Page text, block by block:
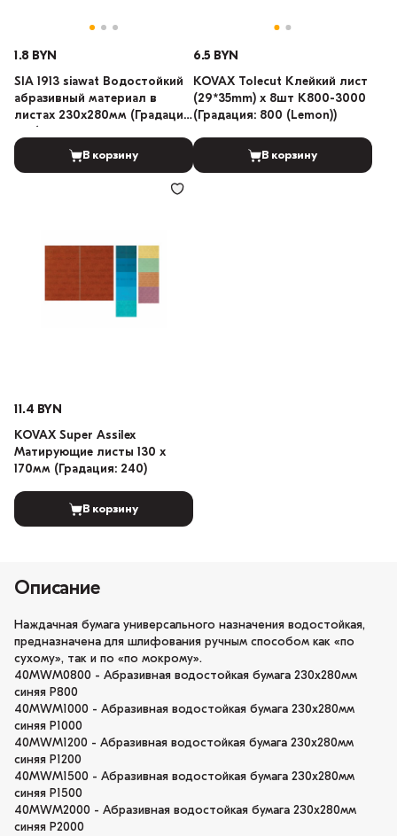
1.8 BYN
SIA 1913 siawat Водостойкий
абразивный материал в
листах 230х280мм (Градация:
В корзину
6.5 BYN
KOVAX Tolecut Клейкий лист
(29*35mm) x 8шт K800-3000
(Градация: 800 (Lemon))
В корзину
11.4 BYN
KOVAX Super Assilex
Матирующие листы 130 х
170мм (Градация: 240)
В корзину
Описание
Наждачная бумага универсального назначения водостойкая,
предназначена для шлифования ручным способом как «по
сухому», так и по «по мокрому».
40MWM0800 - Абразивная водостойкая бумага 230x280мм
синяя P800
40MWM1000 - Абразивная водостойкая бумага 230x280мм
синяя P1000
40MWM1200 - Абразивная водостойкая бумага 230x280мм
синяя P1200
40MWM1500 - Абразивная водостойкая бумага 230x280мм
синяя P1500
40MWM2000 - Абразивная водостойкая бумага 230x280мм
синяя P2000